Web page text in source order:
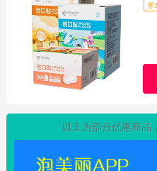
券
以上为部分优惠商品